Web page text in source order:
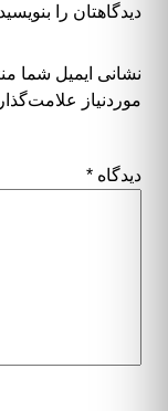
دیدگاهتان را بنویسید
نشانی ایمیل شما
موردنیاز
دیدگاه *